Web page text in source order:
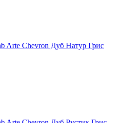
Arte Chevron Дуб Натур Грис